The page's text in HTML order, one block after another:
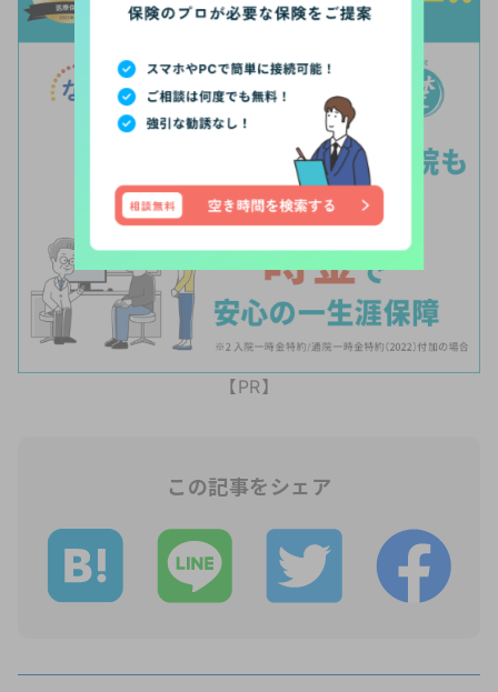
【PR】
この記事をシェア